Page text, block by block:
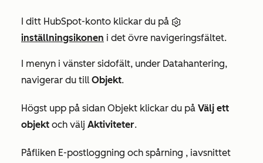
I ditt HubSpot-konto klickar du på
inställningsikonen i det övre navigeringsfältet.
I menyn i vänster sidofält, under Datahantering,
navigerar du till Objekt.
Högst upp på sidan Objekt klickar du på Välj ett
objekt och välj Aktiviteter.
Påfliken E-postloggning och spårning , iavsnittet